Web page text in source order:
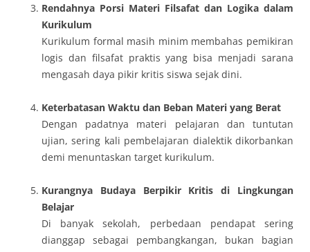
Rendahnya Porsi Materi Filsafat dan Logika dalam
Kurikulum
Kurikulum formal masih minim membahas pemikiran
logis dan filsafat praktis yang bisa menjadi sarana
mengasah daya pikir kritis siswa sejak dini.
Keterbatasan Waktu dan Beban Materi yang Berat
Dengan padatnya materi pelajaran dan tuntutan
ujian, sering kali pembelajaran dialektik dikorbankan
demi menuntaskan target kurikulum.
Kurangnya Budaya Berpikir Kritis di Lingkungan
Belajar
Di banyak sekolah, perbedaan pendapat sering
dianggap sebagai pembangkangan, bukan bagian